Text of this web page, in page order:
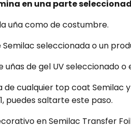
en una parte
uña como de costumbre.
Semilac seleccionada o un
uñas de gel UV seleccionado
cualquier top coat Semilac
puedes saltarte este paso.
en Semilac Transfer